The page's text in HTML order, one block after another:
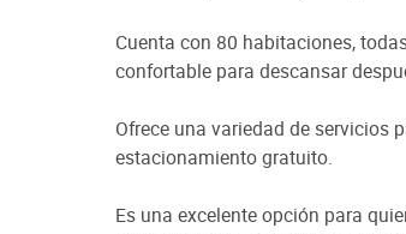
Cuenta con 80 habitaciones,
confortable para descansar
Ofrece una variedad de servicios
estacionamiento gratuito.
Es una excelente opción para